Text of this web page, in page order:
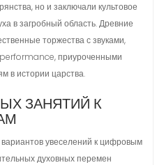
но и заключали культовое
в загробный область. Древние
торжества с звуками,
приуроченными
в истории царства.
ЗАНЯТИЙ К
увеселений к цифровым
духовных перемен